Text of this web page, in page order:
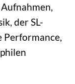
der SL-